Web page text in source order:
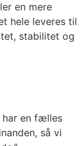
en mere
hele leveres til
stabilitet og
har en fælles
så vi